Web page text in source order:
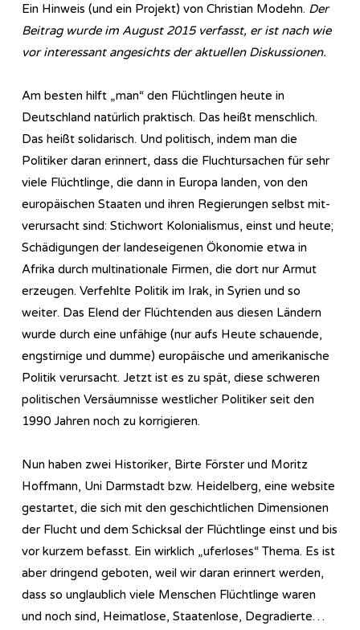
Ein Hinweis (und ein Projekt) von Christian Modehn. Der
Beitrag wurde im August 2015 verfasst, er ist nach wie
vor interessant angesichts der aktuellen Diskussionen.
Am besten hilft „man“ den Flüchtlingen heute in
Deutschland natürlich praktisch. Das heißt menschlich.
Das heißt solidarisch. Und politisch, indem man die
Politiker daran erinnert, dass die Fluchtursachen für sehr
viele Flüchtlinge, die dann in Europa landen, von den
europäischen Staaten und ihren Regierungen selbst mit-
verursacht sind: Stichwort Kolonialismus, einst und heute;
Schädigungen der landeseigenen Ökonomie etwa in
Afrika durch multinationale Firmen, die dort nur Armut
erzeugen. Verfehlte Politik im Irak, in Syrien und so
weiter. Das Elend der Flüchtenden aus diesen Ländern
wurde durch eine unfähige (nur aufs Heute schauende,
engstirnige und dumme) europäische und amerikanische
Politik verursacht. Jetzt ist es zu spät, diese schweren
politischen Versäumnisse westlicher Politiker seit den
1990 Jahren noch zu korrigieren.
Nun haben zwei Historiker, Birte Förster und Moritz
Hoffmann, Uni Darmstadt bzw. Heidelberg, eine website
gestartet, die sich mit den geschichtlichen Dimensionen
der Flucht und dem Schicksal der Flüchtlinge einst und bis
vor kurzem befasst. Ein wirklich „uferloses“ Thema. Es ist
aber dringend geboten, weil wir daran erinnert werden,
dass so unglaublich viele Menschen Flüchtlinge waren
und noch sind, Heimatlose, Staatenlose, Degradierte…